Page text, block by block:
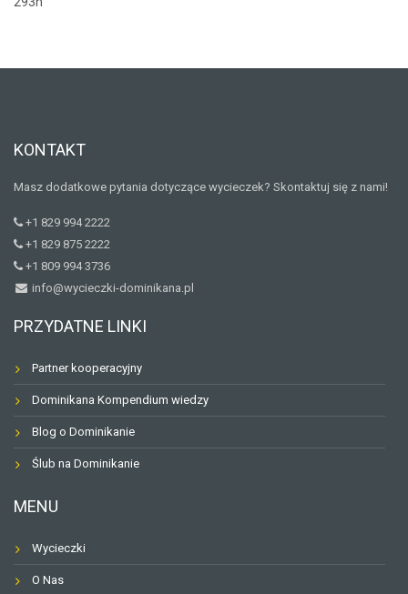
KONTAKT
Masz dodatkowe pytania dotyczące wycieczek? Skontaktuj się z nami!
+1 829 994 2222
+1 829 875 2222
+1 809 994 3736
info@wycieczki-dominikana.pl
PRZYDATNE LINKI
Partner kooperacyjny
Dominikana Kompendium wiedzy
Blog o Dominikanie
Ślub na Dominikanie
MENU
Wycieczki
O Nas